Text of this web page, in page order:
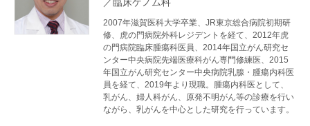
／臨床ゲノム科
2007年滋賀医科大学卒業、JR東京総合病院初期研
修、虎の門病院外科レジデントを経て、2012年虎
の門病院臨床腫瘍科医員、2014年国立がん研究セ
ンター中央病院先端医療科がん専門修練医、2015
年国立がん研究センター中央病院乳腺・腫瘍内科医
員を経て、2019年より現職。腫瘍内科医として、
乳がん、婦人科がん、原発不明がん等の診療を行い
ながら、乳がんを中心とした研究を行っています。